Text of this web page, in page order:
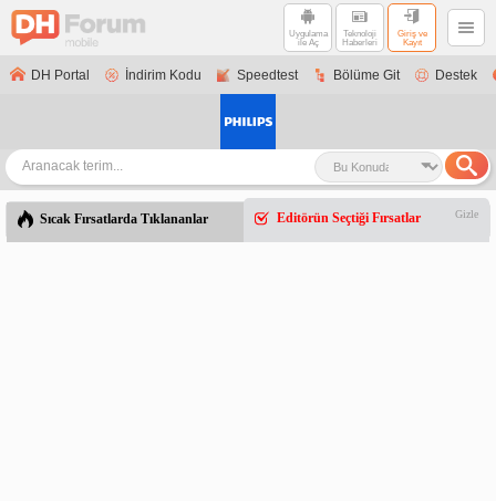
Uygulama
ile Aç
Teknoloji
Haberleri
Giriş ve
Kayıt
DH Portal İndirim Kodu Speedtest Bölüme Git Destek
Sıcak Fırsatlarda Tıklananlar Editörün Seçtiği Fırsatlar Gizle